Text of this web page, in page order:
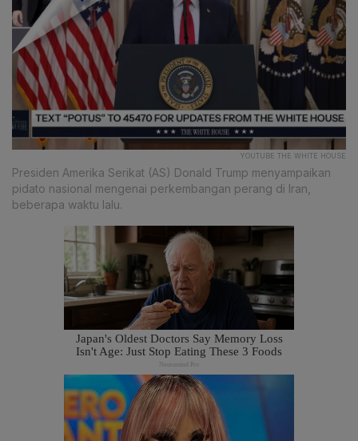
YOUTUBE THE WHITE HOUSE
Presiden Amerika Serikat (AS) Donald Trump menyampaikan
pidato nasional mengenai perkembangan perang di Iran,
beberapa waktu lalu.